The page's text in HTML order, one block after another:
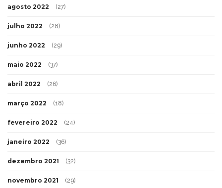
agosto 2022 (27)
julho 2022 (28)
junho 2022 (29)
maio 2022 (37)
abril 2022 (26)
março 2022 (18)
fevereiro 2022 (24)
janeiro 2022 (36)
dezembro 2021 (32)
novembro 2021 (29)